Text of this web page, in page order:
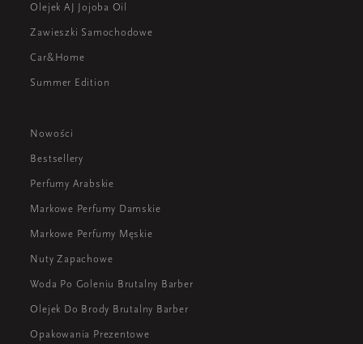
Olejek AJ Jojoba Oil
Zawieszki Samochodowe
Car&Home
Summer Edition
Nowości
Bestsellery
Perfumy Arabskie
Markowe Perfumy Damskie
Markowe Perfumy Męskie
Nuty Zapachowe
Woda Po Goleniu Brutalny Barber
Olejek Do Brody Brutalny Barber
Opakowania Prezentowe